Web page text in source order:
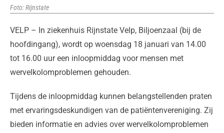
Foto: Rijnstate
VELP – In ziekenhuis Rijnstate Velp, Biljoenzaal (bij de
hoofdingang), wordt op woensdag 18 januari van 14.00
tot 16.00 uur een inloopmiddag voor mensen met
wervelkolomproblemen gehouden.
Tijdens de inloopmiddag kunnen belangstellenden praten
met ervaringsdeskundigen van de patiëntenvereniging. Zij
bieden informatie en advies over wervelkolomproblemen